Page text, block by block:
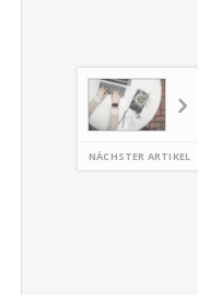
NÄCHSTER ARTIKEL